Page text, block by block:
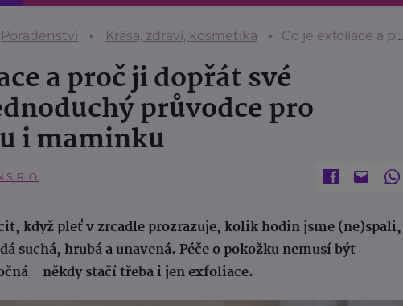
Poradenství Krása, zdraví, kosmetika Co je exfoliace a proč ji dopřát své pokožce? Jednoduchý průvodce pro každou ženu i maminku
a proč ji dopřát své
průvodce pro
i maminku
S. R. O.
když pleť v zrcadle prozrazuje, kolik hodin jsme (ne)spali,
suchá, hrubá a unavená. Péče o pokožku nemusí být
- někdy stačí třeba i jen exfoliace.